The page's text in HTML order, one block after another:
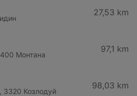
27,53 km
Монтана
97,1 km
3320 Козлодуй
98,03 km